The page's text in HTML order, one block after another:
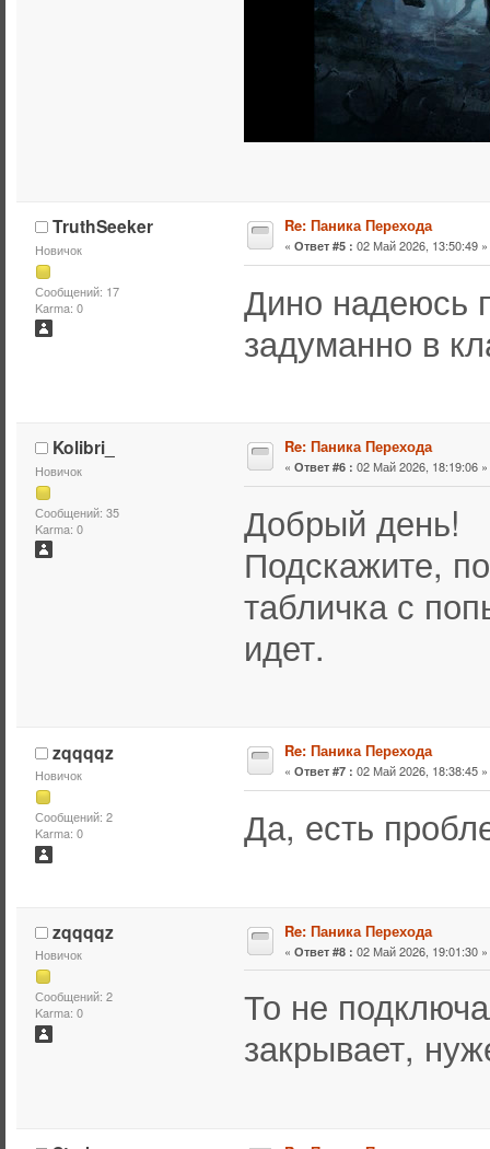
TruthSeeker
Новичок
Сообщений: 17
Karma: 0
Re: Паника Перехода
« Ответ #5 : 02 Май 2026, 13:50:49 »
Дино надеюсь
задуманно в
Kolibri_
Новичок
Сообщений: 35
Karma: 0
Re: Паника Перехода
« Ответ #6 : 02 Май 2026, 18:19:06 »
Добрый день!
Подскажите,
табличка с
идет.
zqqqqz
Новичок
Сообщений: 2
Karma: 0
Re: Паника Перехода
« Ответ #7 : 02 Май 2026, 18:38:45 »
Да, есть
zqqqqz
Новичок
Сообщений: 2
Karma: 0
Re: Паника Перехода
« Ответ #8 : 02 Май 2026, 19:01:30 »
То не
закрывает,